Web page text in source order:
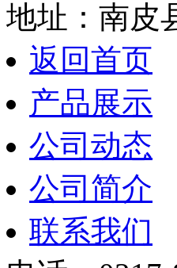
地址：南皮
返回首页
产品展示
公司动态
公司简介
联系我们